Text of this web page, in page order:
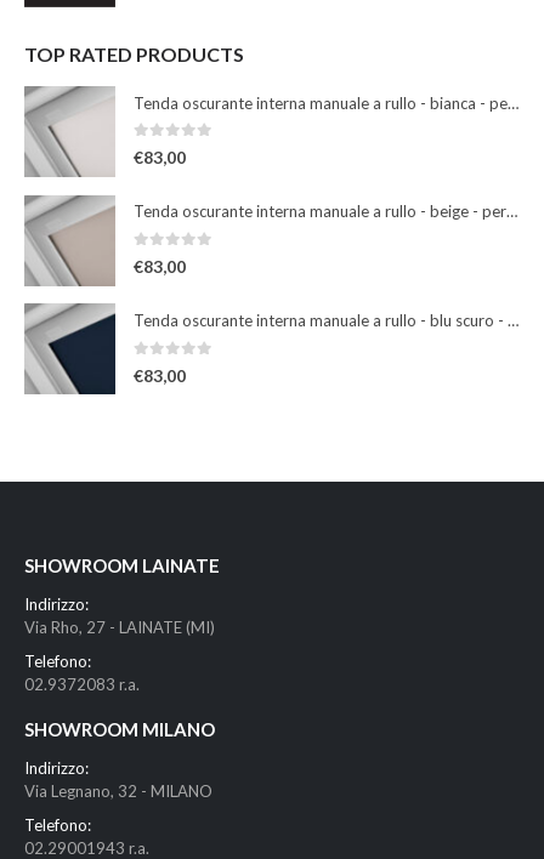
TOP RATED PRODUCTS
Tenda oscurante interna manuale a rullo - bianca - per finestre misura 102
0Su 5
€83,00
Tenda oscurante interna manuale a rullo - beige - per finestre misura 102
0Su 5
€83,00
Tenda oscurante interna manuale a rullo - blu scuro - per finestre misura 102
€83,00
SHOWROOM LAINATE
Indirizzo:
Via Rho, 27 - LAINATE (MI)
Telefono:
02.9372083 r.a.
SHOWROOM MILANO
Indirizzo:
Via Legnano, 32 - MILANO
Telefono:
02.29001943 r.a.